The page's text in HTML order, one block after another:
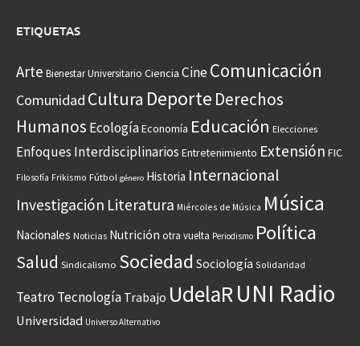
ETIQUETAS
Arte Bienestar Universitario Ciencia CineComunicación
Comunidad Cultura Deporte Derechos
Humanos EcologíaEconomía Educación Elecciones
Enfoques Interdisciplinarios Entretenimiento Extensión FIC
Filosofía Frikismo Fútbol género Historia Internacional
Investigación Literatura Miércoles de Música Música
Nacionales Noticias Nutrición otra vuelta Periodismo Política
Salud Sindicalismo Sociedad Sociología Solidaridad
Teatro Tecnología Trabajo UdelaRUNI Radio
Universidad Universo Alternativo